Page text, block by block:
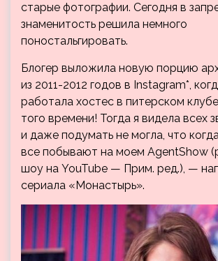
старые фотографии. Сегодня в
знаменитость решила немного
поностальгировать.
Блогер выложила новую порцию
из 2011-2012 годов в Instagram*,
работала хостес в питерском
того времени! Тогда я видела всех
и даже подумать не могла, что
все побывают на моем AgentShow
шоу на YouTube — Прим. ред.), —
сериала «Монастырь».